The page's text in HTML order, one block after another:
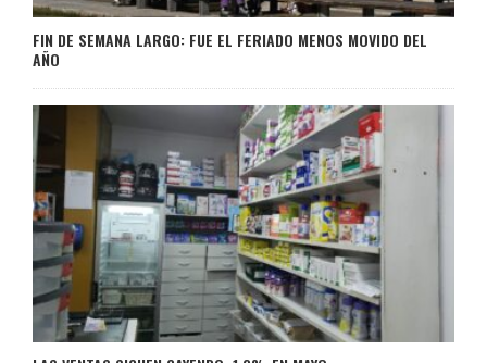
FIN DE SEMANA LARGO: FUE EL FERIADO MENOS MOVIDO DEL
AÑO